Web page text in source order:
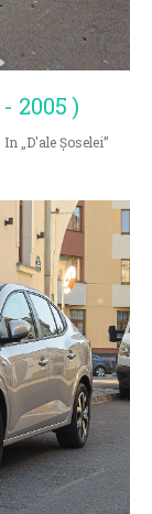
2005 )
In „D'ale Șoselei”